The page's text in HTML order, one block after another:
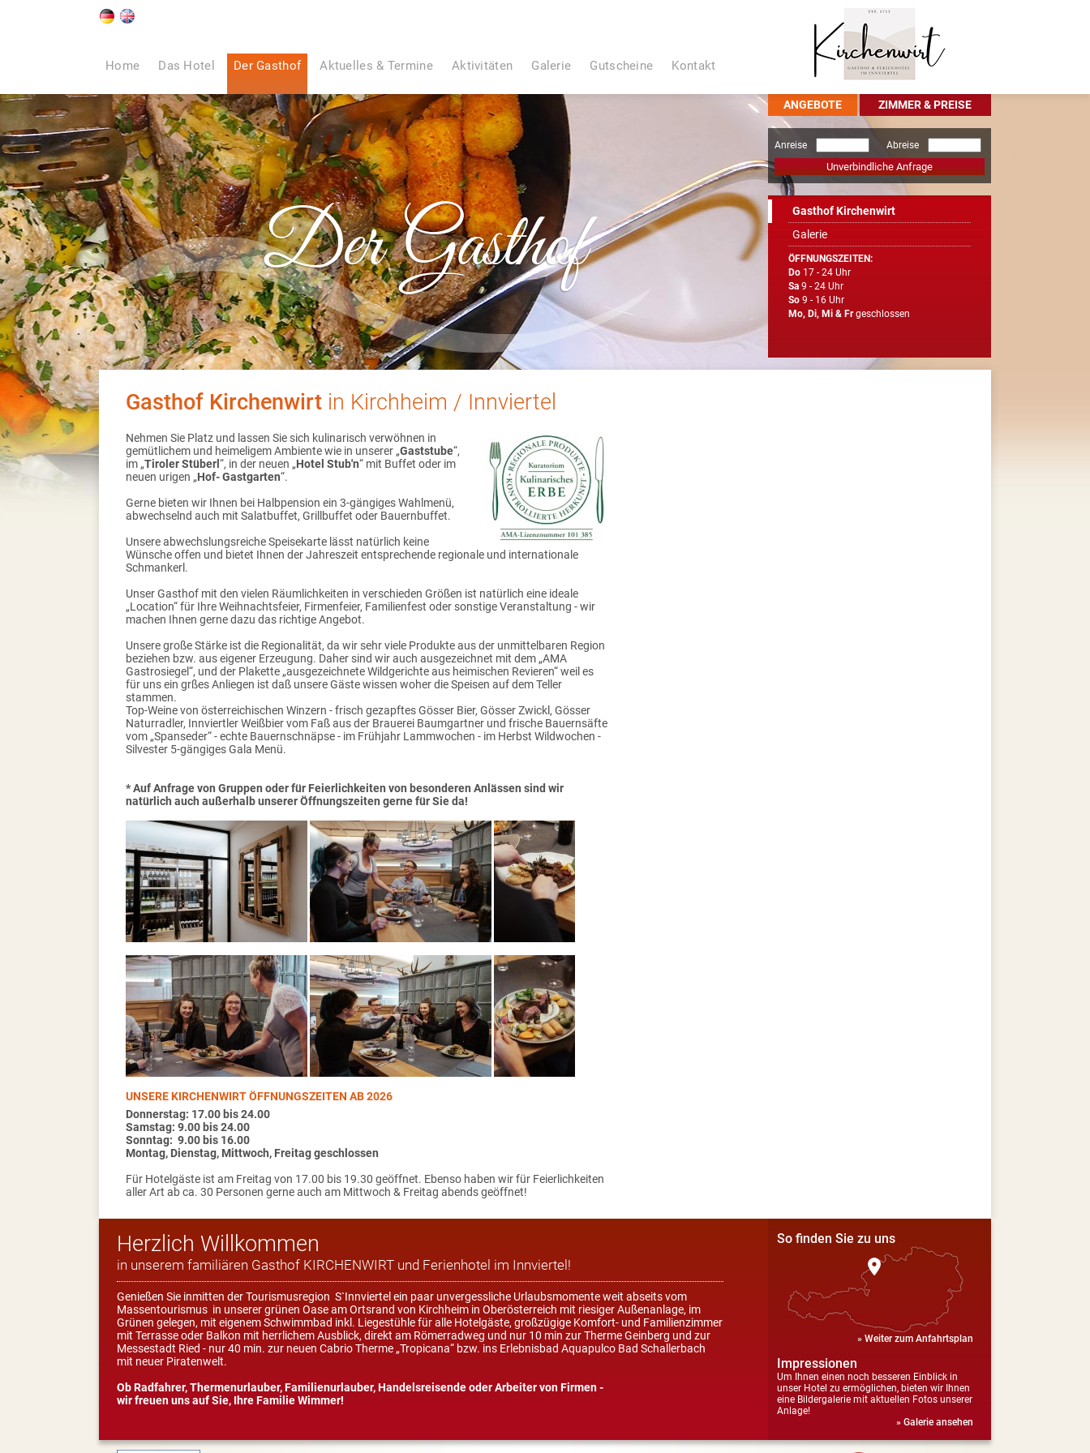
Home Das Hotel Der Gasthof Aktuelles & Termine Aktivitäten Galerie Gutscheine Kontakt
Der Gasthof
ANGEBOTE ZIMMER & PREISE
Anreise Abreise
Unverbindliche Anfrage
Gasthof Kirchenwirt
Galerie
ÖFFNUNGSZEITEN:
Do17 - 24 Uhr
Sa9 - 24 Uhr
So9 - 16 Uhr
Mo, Di, Mi & Frgeschlossen
Gasthof Kirchenwirt in Kirchheim / Innviertel
Nehmen Sie Platz und lassen Sie sich kulinarisch verwöhnen in
gemütlichem und heimeligem Ambiente wie in unserer „Gaststube“,
im „Tiroler Stüberl “, in der neuen „Hotel Stub'n“ mit Buffet oder im
neuen urigen „Hof- Gastgarten“.
Gerne bieten wir Ihnen bei Halbpension ein 3-gängiges Wahlmenü,
abwechselnd auch mit Salatbuffet, Grillbuffet oder Bauernbuffet.
Unsere abwechslungsreiche Speisekarte lässt natürlich keine
Wünsche offen und bietet Ihnen der Jahreszeit entsprechende regionale und internationale
Schmankerl.
Unser Gasthof mit den vielen Räumlichkeiten in verschieden Größen ist natürlich eine ideale
„Location“ für Ihre Weihnachtsfeier, Firmenfeier, Familienfest oder sonstige Veranstaltung - wir
machen Ihnen gerne dazu das richtige Angebot.
Unsere große Stärke ist die Regionalität, da wir sehr viele Produkte aus der unmittelbaren Region
beziehen bzw. aus eigener Erzeugung. Daher sind wir auch ausgezeichnet mit dem „AMA
Gastrosiegel“, und der Plakette „ausgezeichnete Wildgerichte aus heimischen Revieren“ weil es
für uns ein grßes Anliegen ist daß unsere Gäste wissen woher die Speisen auf dem Teller
stammen.
Top-Weine von österreichischen Winzern - frisch gezapftes Gösser Bier, Gösser Zwickl, Gösser
Naturradler, Innviertler Weißbier vom Faß aus der Brauerei Baumgartner und frische Bauernsäfte
vom „Spanseder“ - echte Bauernschnäpse - im Frühjahr Lammwochen - im Herbst Wildwochen -
Silvester 5-gängiges Gala Menü.
* Auf Anfrage von Gruppen oder für Feierlichkeiten von besonderen Anlässen sind wir
natürlich auch außerhalb unserer Öffnungszeiten gerne für Sie da!
UNSERE KIRCHENWIRT ÖFFNUNGSZEITEN AB 2026
Donnerstag: 17.00 bis 24.00
Samstag: 9.00 bis 24.00
Sonntag: 9.00 bis 16.00
Montag, Dienstag, Mittwoch, Freitag geschlossen
Für Hotelgäste ist am Freitag von 17.00 bis 19.30 geöffnet. Ebenso haben wir für Feierlichkeiten
aller Art ab ca. 30 Personen gerne auch am Mittwoch & Freitag abends geöffnet!
Herzlich Willkommen
in unserem familiären Gasthof KIRCHENWIRT und Ferienhotel im Innviertel!
Genießen Sie inmitten der Tourismusregion S`Innviertel ein paar unvergessliche Urlaubsmomente weit abseits vom
Massentourismus in unserer grünen Oase am Ortsrand von Kirchheim in Oberösterreich mit riesiger Außenanlage, im
Grünen gelegen, mit eigenem Schwimmbad inkl. Liegestühle für alle Hotelgäste, großzügige Komfort- und Familienzimmer
mit Terrasse oder Balkon mit herrlichem Ausblick, direkt am Römerradweg und nur 10 min zur Therme Geinberg und zur
Messestadt Ried - nur 40 min. zur neuen Cabrio Therme „Tropicana“ bzw. ins Erlebnisbad Aquapulco Bad Schallerbach
mit neuer Piratenwelt.
Ob Radfahrer, Thermenurlauber, Familienurlauber, Handelsreisende oder Arbeiter von Firmen -
wir freuen uns auf Sie, Ihre Familie Wimmer!
So finden Sie zu uns
» Weiter zum Anfahrtsplan
Impressionen
Um Ihnen einen noch besseren Einblick in
unser Hotel zu ermöglichen, bieten wir Ihnen
eine Bildergalerie mit aktuellen Fotos unserer
Anlage!
» Galerie ansehen